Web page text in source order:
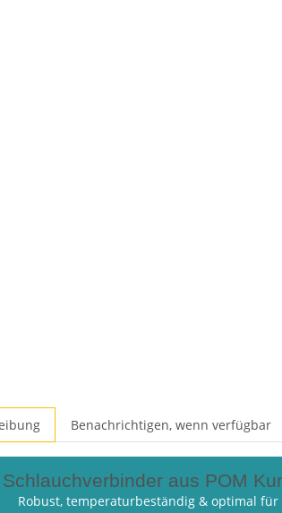
Benachrichtigen, wenn verfügbar
aus POM
Robust, temperaturbeständig & optimal